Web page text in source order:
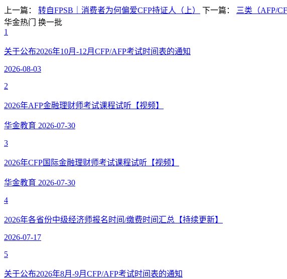
上一篇： 转自FPSB｜消费者为何偏爱CFP持证人（上） 下一篇：
三类（AFP/
华金热门
换一批
1
关于公布2026年10月-12月CFP/AFP考试时间表的通知
2026-08-03
2
2026年AFP金融理财师考试课程试听【视频】
华金教育 2026-07-30
3
2026年CFP国际金融理财师考试课程试听【视频】
华金教育 2026-07-30
4
2026年各省份中级经济师报名时间/缴费时间汇总【持续更新】
2026-07-17
5
关于公布2026年8月-9月CFP/AFP考试时间表的通知